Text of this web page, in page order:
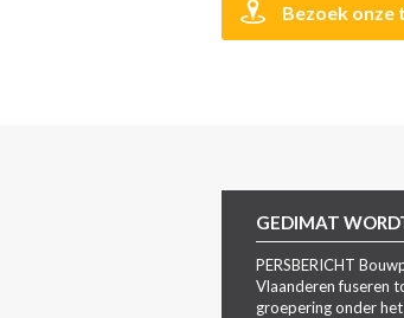
Bezoek onze
GEDIMAT
PERSBERICHT
Vlaanderen fuseren
groepering onder